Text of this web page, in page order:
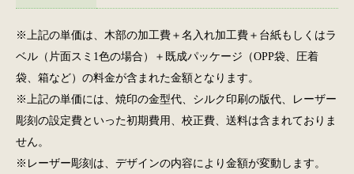
※上記の単価は、木部の加工費＋名入れ加工費＋台紙もしくはラ
ベル（片面スミ1色の場合）＋既成パッケージ（OPP袋、圧着
袋、箱など）の料金が含まれた金額となります。
※上記の単価には、焼印の金型代、シルク印刷の版代、レーザー
彫刻の設定費といった初期費用、校正費、送料は含まれておりま
せん。
※レーザー彫刻は、デザインの内容により金額が変動します。